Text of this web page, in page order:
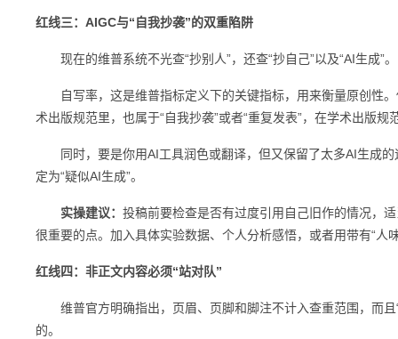
红线三：AIGC与“自我抄袭”的双重陷阱
现在的维普系统不光查“抄别人”，还查“抄自己”以及“AI生成”。
自写率，这是维普指标定义下的关键指标，用来衡量原创性。
术出版规范里，也属于“自我抄袭”或者“重复发表”，在学术出版规
同时，要是你用AI工具润色或翻译，但又保留了太多AI生成的
定为“疑似AI生成”。
实操建议： 投稿前要检查是否有过度引用自己旧作的情况，
很重要的点。加入具体实验数据、个人分析感悟，或者用带有“人
红线四：非正文内容必须“站对队”
维普官方明确指出，页眉、页脚和脚注不计入查重范围，而且
的。